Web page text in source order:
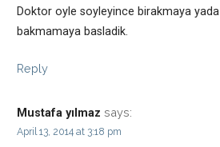
Doktor oyle soyleyince birakmaya
bakmamaya basladik.
Reply
Mustafa yılmaz says:
April 13, 2014 at 3:18 pm